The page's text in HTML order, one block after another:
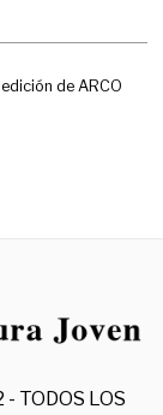
de ARCO
TODOS LOS